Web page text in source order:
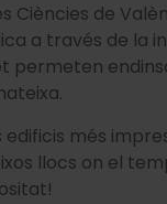
Ciències de
a través de la
permeten
edificis més
llocs on el